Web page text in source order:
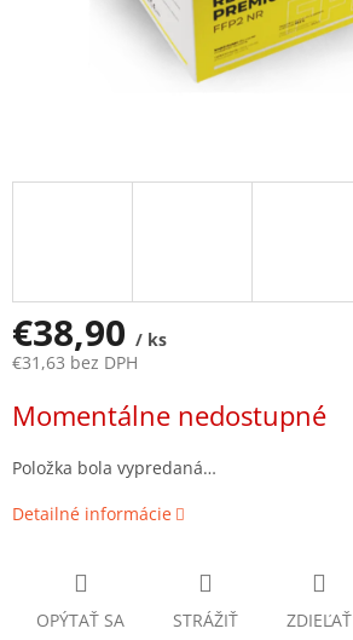
€38,90 / ks
€31,63 bez DPH
cena:
Momentálne nedostupné
Položka bola vypredaná…
Detailné informácie
OPÝTAŤ SA STRÁŽIŤ ZDIEĽAŤ